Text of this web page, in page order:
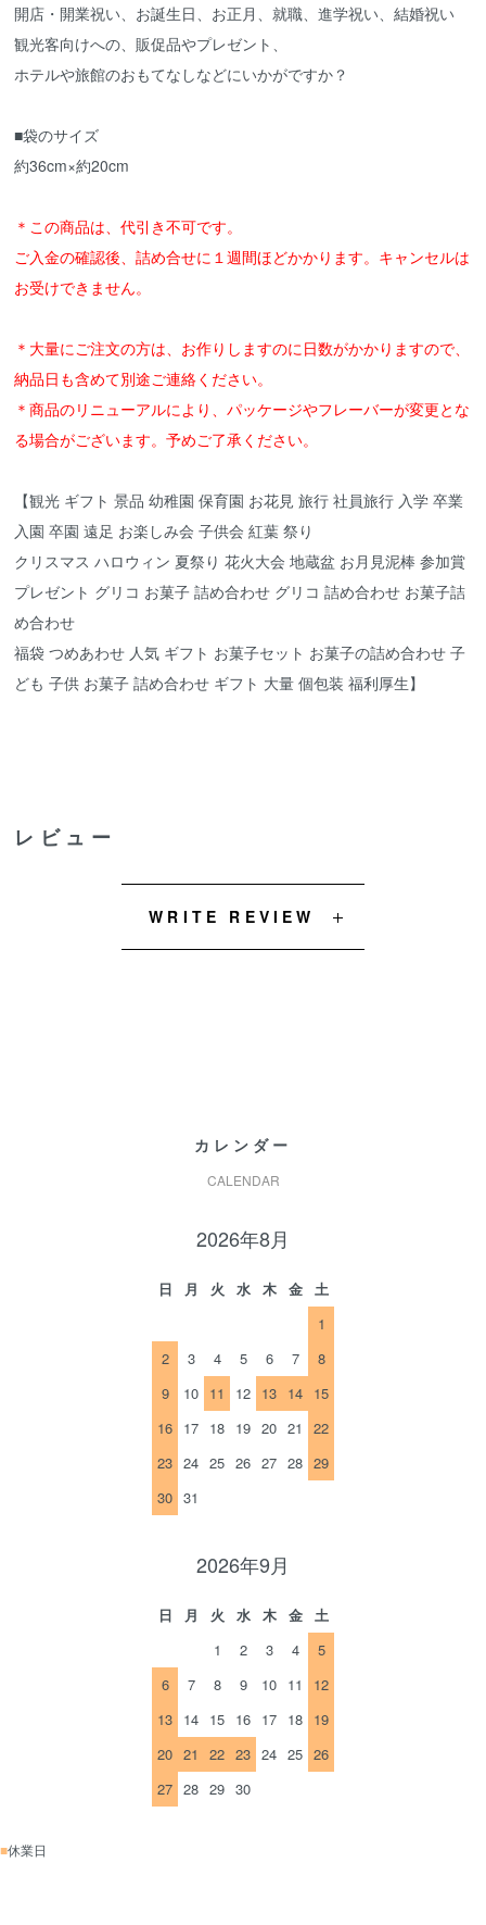
開店・開業祝い、お誕生日、お正月、就職、進学祝い、結婚祝い
観光客向けへの、販促品やプレゼント、
ホテルや旅館のおもてなしなどにいかがですか？
■袋のサイズ
約36cm×約20cm
＊この商品は、代引き不可です。
ご入金の確認後、詰め合せに１週間ほどかかります。キャンセルは
お受けできません。
＊大量にご注文の方は、お作りしますのに日数がかかりますので、
納品日も含めて別途ご連絡ください。
＊商品のリニューアルにより、パッケージやフレーバーが変更とな
る場合がございます。予めご了承ください。
【観光 ギフト 景品 幼稚園 保育園 お花見 旅行 社員旅行 入学 卒業
入園 卒園 遠足 お楽しみ会 子供会 紅葉 祭り
クリスマス ハロウィン 夏祭り 花火大会 地蔵盆 お月見泥棒 参加賞
プレゼント グリコ お菓子 詰め合わせ グリコ 詰め合わせ お菓子詰
め合わせ
福袋 つめあわせ 人気 ギフト お菓子セット お菓子の詰め合わせ 子
ども 子供 お菓子 詰め合わせ ギフト 大量 個包装 福利厚生】
レビュー
WRITE REVIEW
カレンダー
CALENDAR
2026年8月
日 月 火 水 木 金
土
1
2
3 4 5 6 7
8
9
10 11 12 13 14 15
16 17 18 19 20 21
22
23 24 25 26 27 28 29
30 31
2026年9月
日 月 火 水 木 金
土
1
2 3 4
5
6
7 8 9 10 11
12
13 14 15 16 17 18 19
20 21 22 23 24 25 26
27 28 29 30
■休業日